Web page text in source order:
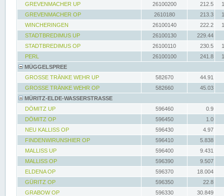
GREVENMACHER UP
26100200 212.5
GREVENMACHER OP
2610180 213.3
WINCHERINGEN
26100140 222.2
STADTBREDIMUS UP
26100130
229.44
STADTBREDIMUS OP
26100110 230.5
PERL
26100100 241.8
MÜGGELSPREE
GROSSE TRÄNKE WEHR UP
582670
44.91
GROSSE TRÄNKE WEHR OP
582660
45.03
MÜRITZ-ELDE-WASSERSTRASSE
DÖMITZ UP
596460
0.9
DÖMITZ OP
596450
1.0
NEU KALLISS OP
596430
4.97
FINDENWIRUNSHIER OP
596410
5.838
MALLISS UP
596400
9.431
MALLISS OP
596390
9.507
ELDENA OP
596370
18.004
GÜRITZ OP
596350
22.8
GRABOW OP
596330
30.849